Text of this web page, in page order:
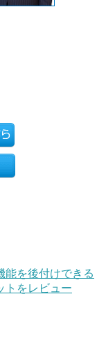
能を後付けできる
トをレビュー